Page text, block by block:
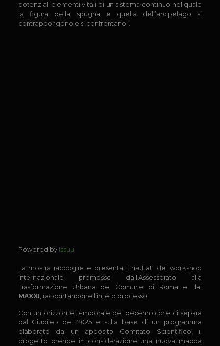
potenziali elementi vitali di un sistema continuo nel quale
la figura della spugna e quella dell’arcipelago si
contrappongono e si confrontano”.
Powered by Issuu
La mostra raccoglie e presenta i risultati del workshop
internazionale promosso dall’Assessorato alla
Trasformazione Urbana del Comune di Roma e dal
MAXXI, raccontandone l’intero processo.
Con un orizzonte temporale del decennio che ci separa
dal Giubileo del 2025 e sulla base di un programma
elaborato da un apposito Comitato Scientifico, il
progetto prende in considerazione una nuova mappa